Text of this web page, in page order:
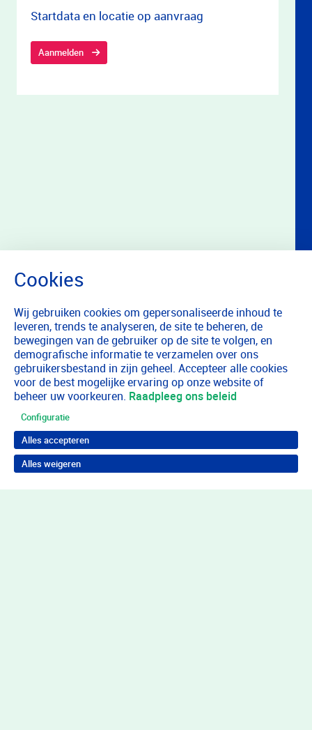
Startdata en locatie op aanvraag
Aanmelden
Wij gebruiken cookies om gepersonaliseerde inhoud te
leveren, trends te analyseren, de site te beheren, de
bewegingen van de gebruiker op de site te volgen, en
demografische informatie te verzamelen over ons
gebruikersbestand in zijn geheel. Accepteer alle cookies
voor de best mogelijke ervaring op onze website of
beheer uw voorkeuren. Raadpleeg ons beleid
Configuratie
Alles accepteren
Alles weigeren